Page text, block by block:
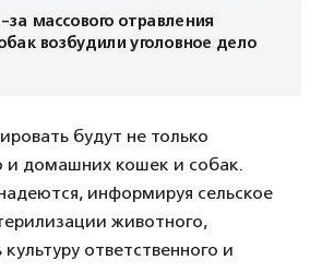
за массового отравления
возбудили уголовное дело
будут не только
и домашних кошек и собак.
информируя сельское
животного,
ответственного и